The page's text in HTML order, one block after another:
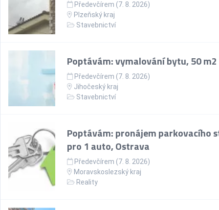
Předevčírem (7. 8. 2026)
Plzeňský kraj
Stavebnictví
Poptávám: vymalování bytu, 50 m2
Předevčírem (7. 8. 2026)
Jihočeský kraj
Stavebnictví
Poptávám: pronájem parkovacího
pro 1 auto, Ostrava
Předevčírem (7. 8. 2026)
Moravskoslezský kraj
Reality